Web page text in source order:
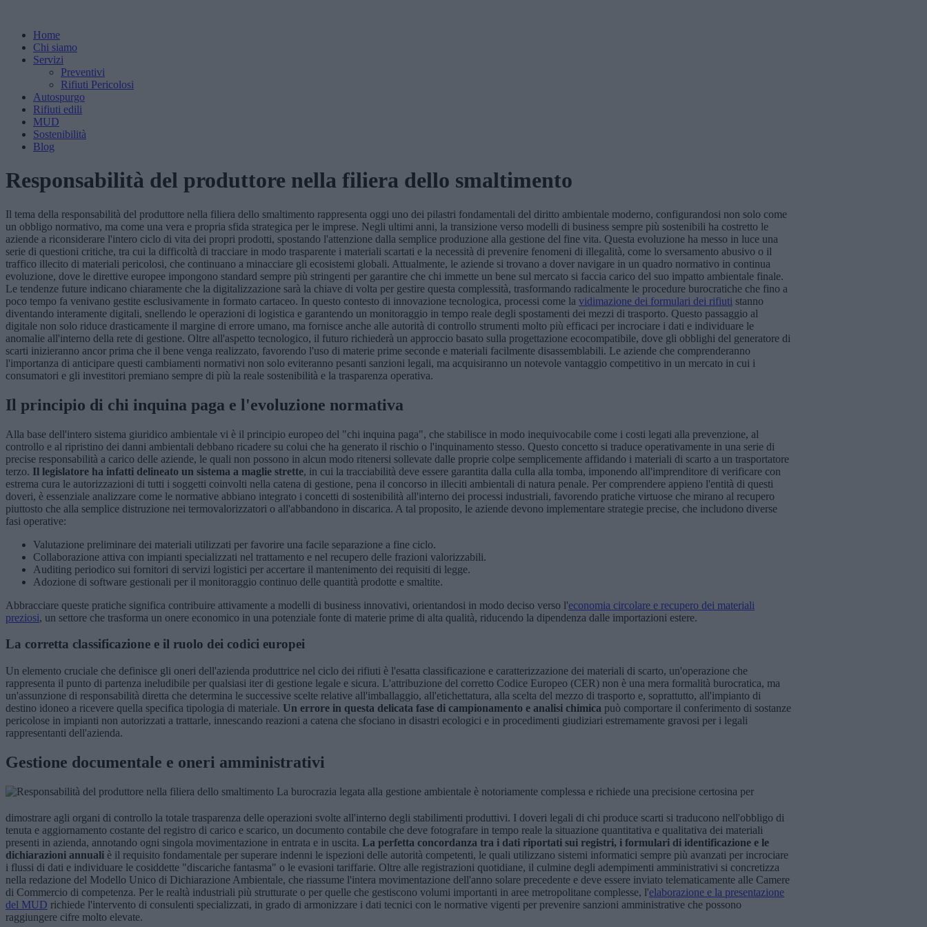
Home
Chi siamo
Servizi
Preventivi
Rifiuti Pericolosi
Autospurgo
Rifiuti edili
MUD
Sostenibilità
Blog
Responsabilità del produttore nella filiera dello smaltimento
Il tema della responsabilità del produttore nella filiera dello smaltimento rappresenta oggi uno dei pilastri fondamentali del diritto ambientale moderno, configurandosi non solo come
un obbligo normativo, ma come una vera e propria sfida strategica per le imprese. Negli ultimi anni, la transizione verso modelli di business sempre più sostenibili ha costretto le
aziende a riconsiderare l'intero ciclo di vita dei propri prodotti, spostando l'attenzione dalla semplice produzione alla gestione del fine vita. Questa evoluzione ha messo in luce una
serie di questioni critiche, tra cui la difficoltà di tracciare in modo trasparente i materiali scartati e la necessità di prevenire fenomeni di illegalità, come lo sversamento abusivo o il
traffico illecito di materiali pericolosi, che continuano a minacciare gli ecosistemi globali. Attualmente, le aziende si trovano a dover navigare in un quadro normativo in continua
evoluzione, dove le direttive europee impongono standard sempre più stringenti per garantire che chi immette un bene sul mercato si faccia carico del suo impatto ambientale finale.
Le tendenze future indicano chiaramente che la digitalizzazione sarà la chiave di volta per gestire questa complessità, trasformando radicalmente le procedure burocratiche che fino a
poco tempo fa venivano gestite esclusivamente in formato cartaceo. In questo contesto di innovazione tecnologica, processi come la vidimazione dei formulari dei rifiuti stanno
diventando interamente digitali, snellendo le operazioni di logistica e garantendo un monitoraggio in tempo reale degli spostamenti dei mezzi di trasporto. Questo passaggio al
digitale non solo riduce drasticamente il margine di errore umano, ma fornisce anche alle autorità di controllo strumenti molto più efficaci per incrociare i dati e individuare le
anomalie all'interno della rete di gestione. Oltre all'aspetto tecnologico, il futuro richiederà un approccio basato sulla progettazione ecocompatibile, dove gli obblighi del generatore di
scarti inizieranno ancor prima che il bene venga realizzato, favorendo l'uso di materie prime seconde e materiali facilmente disassemblabili. Le aziende che comprenderanno
l'importanza di anticipare questi cambiamenti normativi non solo eviteranno pesanti sanzioni legali, ma acquisiranno un notevole vantaggio competitivo in un mercato in cui i
consumatori e gli investitori premiano sempre di più la reale sostenibilità e la trasparenza operativa.
Il principio di chi inquina paga e l'evoluzione normativa
Alla base dell'intero sistema giuridico ambientale vi è il principio europeo del "chi inquina paga", che stabilisce in modo inequivocabile come i costi legati alla prevenzione, al
controllo e al ripristino dei danni ambientali debbano ricadere su colui che ha generato il rischio o l'inquinamento stesso. Questo concetto si traduce operativamente in una serie di
precise responsabilità a carico delle aziende, le quali non possono in alcun modo ritenersi sollevate dalle proprie colpe semplicemente affidando i materiali di scarto a un trasportatore
terzo. Il legislatore ha infatti delineato un sistema a maglie strette, in cui la tracciabilità deve essere garantita dalla culla alla tomba, imponendo all'imprenditore di verificare con
estrema cura le autorizzazioni di tutti i soggetti coinvolti nella catena di gestione, pena il concorso in illeciti ambientali di natura penale. Per comprendere appieno l'entità di questi
doveri, è essenziale analizzare come le normative abbiano integrato i concetti di sostenibilità all'interno dei processi industriali, favorendo pratiche virtuose che mirano al recupero
piuttosto che alla semplice distruzione nei termovalorizzatori o all'abbandono in discarica. A tal proposito, le aziende devono implementare strategie precise, che includono diverse
fasi operative:
Valutazione preliminare dei materiali utilizzati per favorire una facile separazione a fine ciclo.
Collaborazione attiva con impianti specializzati nel trattamento e nel recupero delle frazioni valorizzabili.
Auditing periodico sui fornitori di servizi logistici per accertare il mantenimento dei requisiti di legge.
Adozione di software gestionali per il monitoraggio continuo delle quantità prodotte e smaltite.
Abbracciare queste pratiche significa contribuire attivamente a modelli di business innovativi, orientandosi in modo deciso verso l'economia circolare e recupero dei materiali
preziosi, un settore che trasforma un onere economico in una potenziale fonte di materie prime di alta qualità, riducendo la dipendenza dalle importazioni estere.
La corretta classificazione e il ruolo dei codici europei
Un elemento cruciale che definisce gli oneri dell'azienda produttrice nel ciclo dei rifiuti è l'esatta classificazione e caratterizzazione dei materiali di scarto, un'operazione che
rappresenta il punto di partenza ineludibile per qualsiasi iter di gestione legale e sicura. L'attribuzione del corretto Codice Europeo (CER) non è una mera formalità burocratica, ma
un'assunzione di responsabilità diretta che determina le successive scelte relative all'imballaggio, all'etichettatura, alla scelta del mezzo di trasporto e, soprattutto, all'impianto di
destino idoneo a ricevere quella specifica tipologia di materiale. Un errore in questa delicata fase di campionamento e analisi chimica può comportare il conferimento di sostanze
pericolose in impianti non autorizzati a trattarle, innescando reazioni a catena che sfociano in disastri ecologici e in procedimenti giudiziari estremamente gravosi per i legali
rappresentanti dell'azienda.
Gestione documentale e oneri amministrativi
La burocrazia legata alla gestione ambientale è notoriamente complessa e richiede una precisione certosina per
dimostrare agli organi di controllo la totale trasparenza delle operazioni svolte all'interno degli stabilimenti produttivi. I doveri legali di chi produce scarti si traducono nell'obbligo di
tenuta e aggiornamento costante del registro di carico e scarico, un documento contabile che deve fotografare in tempo reale la situazione quantitativa e qualitativa dei materiali
presenti in azienda, annotando ogni singola movimentazione in entrata e in uscita. La perfetta concordanza tra i dati riportati sui registri, i formulari di identificazione e le
dichiarazioni annuali è il requisito fondamentale per superare indenni le ispezioni delle autorità competenti, le quali utilizzano sistemi informatici sempre più avanzati per incrociare
i flussi di dati e individuare le cosiddette "discariche fantasma" o le evasioni tariffarie. Oltre alle registrazioni quotidiane, il culmine degli adempimenti amministrativi si concretizza
nella redazione del Modello Unico di Dichiarazione Ambientale, che riassume l'intera movimentazione dell'anno solare precedente e deve essere inviato telematicamente alle Camere
di Commercio di competenza. Per le realtà industriali più strutturate o per quelle che gestiscono volumi importanti in aree metropolitane complesse, l'elaborazione e la presentazione
del MUD richiede l'intervento di consulenti specializzati, in grado di armonizzare i dati tecnici con le normative vigenti per prevenire sanzioni amministrative che possono
raggiungere cifre molto elevate.